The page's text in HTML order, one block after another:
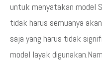
untuk menyatakan model
tidak harus semuanya
saja yang harus tidak
model layak